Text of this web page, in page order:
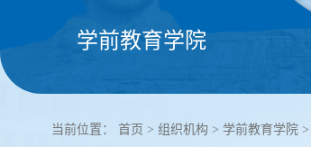
学前教育学院
当前位置： 首页 > 组织机构 > 学前教育学院 >